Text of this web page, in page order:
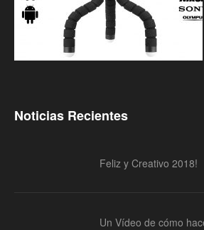
Noticias Recientes
Feliz y Creativo 2018!
Un Vídeo de cómo